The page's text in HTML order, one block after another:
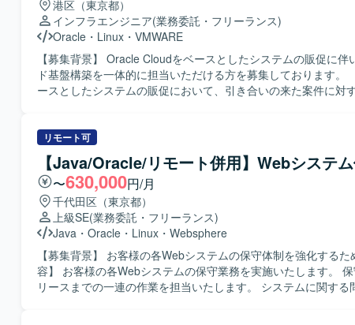
験を積むことができます。既存手順書をベースにしつつも、ク
ることができます。 【開発環境】 AWS上の各種サービスおよびLinux（RHEL系）を用いた開発
環境構築となります。
港区（東京都）
インフラエンジニア(業務委託・フリーランス)
Oracle ・ Linux ・ VMWARE
【募集背景】 Oracle Cloudをベースとしたシステムの販促に
ド基盤構築を一体的に担当いただける方を募集しております。 【作業内容】 Oracle Cloudをベ
ースとしたシステムの販促において、引き合いの来た案件に対
ネットワークのみではなく、監視やバックアップ、セキュリテ
含めたクラウドインフラ全体の設計・構築に携わっていただきます。 【求める人物像
との仕様調整や認識合わせを主体的に行いながら、クラウド基
リードしていただける方を求めております。技術的な知見をも
明し、関係者と円滑にコミュニケーションが取れる方を歓迎いたします。 【ポ
力】 プリセールスから設計・構築まで一連のフェーズに関わる
Infrastructureを中心としたクラウドインフラの知見を幅広く深
上流工程における調整や提案活動を通じて、技術力だけでなく
ていただけるポジションです。 【開発環境】 Oracle Cloud Infrastructure(OCI)を中心としたク
ラウド環境をベースに、監視やバックアップ、セキュリティ、
たインフラ設計・構築を行っていただきます。
リモート可
【Java/Oracle/リモート併用】Webシステ
〜630,000円/月
千代田区（東京都）
上級SE(業務委託・フリーランス)
Java ・ Oracle ・ Linux ・ Websphere
【募集背景】 お客様の各Webシステムの保守体制を強化するための募
容】 お客様の各Webシステムの保守業務を実施いたします。
リースまでの一連の作業を担当いたします。 システムに関す